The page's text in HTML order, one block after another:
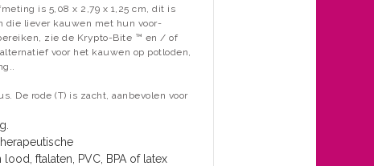
is 5,08 x 2,79 x 1,25 cm, dit is
die liever kauwen met hun voor-
zie de Krypto-Bite ™ en / of
voor het kauwen op potloden,
De rode (T) is zacht, aanbevolen voor
ftalaten, PVC, BPA of latex